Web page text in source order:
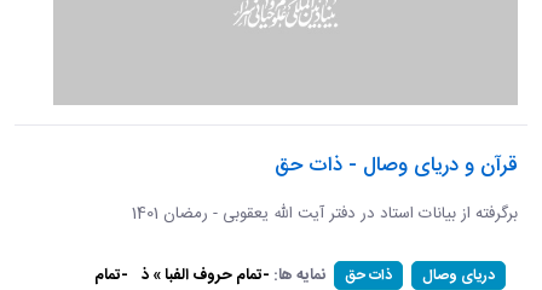
قرآن و دریای وصال - ذات حق
برگرفته از بیانات استاد در دفتر آیت الله یعقوبی - رمضان 1401
دریای وصال ذات حق نمایه ها: -تمام حروف الفبا » ذ -تمام